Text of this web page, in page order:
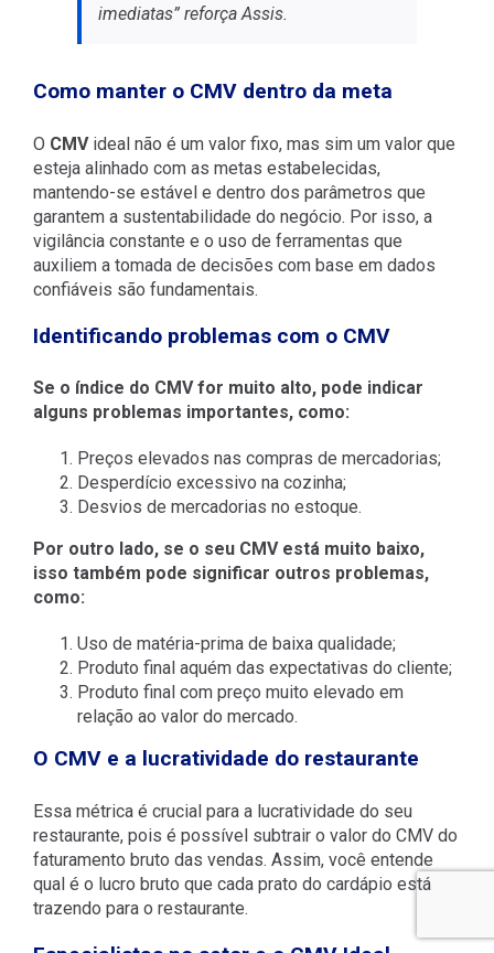
imediatas” reforça Assis.
Como manter o CMV dentro da meta
O CMVideal não é um valor fixo, mas sim um valor que
esteja alinhado com as metas estabelecidas,
mantendo-se estável e dentro dos parâmetros que
garantem a sustentabilidade do negócio. Por isso, a
vigilância constante e o uso de ferramentas que
auxiliem a tomada de decisões com base em dados
confiáveis são fundamentais.
Identificando problemas com o CMV
Se o índice do CMV for muito alto, pode indicar
alguns problemas importantes, como:
Preços elevados nas compras de mercadorias;
Desperdício excessivo na cozinha;
Desvios de mercadorias no estoque.
Por outro lado, se o seu CMV está muito baixo,
isso também pode significar outros problemas,
como:
Uso de matéria-prima de baixa qualidade;
Produto final aquém das expectativas do cliente;
Produto final com preço muito elevado em
relação ao valor do mercado.
O CMV e a lucratividade do restaurante
Essa métrica é crucial para a lucratividade do seu
restaurante, pois é possível subtrair o valor do CMV do
faturamento bruto das vendas. Assim, você entende
qual é o lucro bruto que cada prato do cardápio está
trazendo para o restaurante.